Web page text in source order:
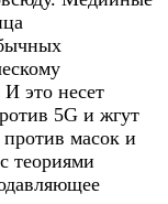
это несет
5G и жгут
масок и
теориями